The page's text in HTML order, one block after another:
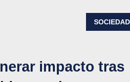
SOCIEDAD
impacto tras